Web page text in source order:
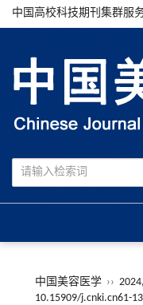
中国高校科技期刊集群服
中国美容医学 ››
10.15909/j.cnki.cn61-